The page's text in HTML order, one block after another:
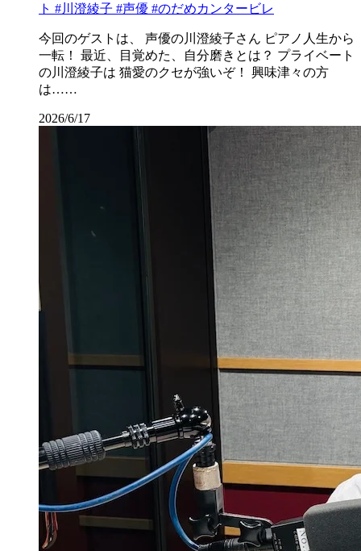
ト #川澄綾子 #声優 #のだめカンタービレ
今回のゲストは、 声優の川澄綾子さん ピアノ人生から
一転！ 最近、目覚めた、自分磨きとは？ プライベート
の川澄綾子は 猫愛のクセが強いぞ！ 興味津々の方
は……
2026/6/17